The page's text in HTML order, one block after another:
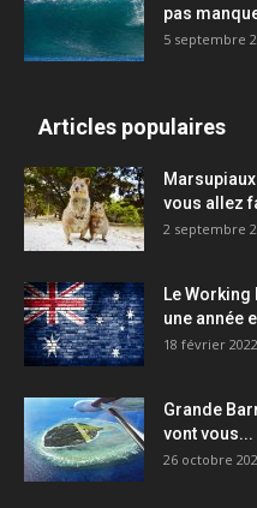
pas
5 septembre
Articles populaires
vous allez
2 septembre
Le
une année
18 février 2022
Grande
vont vous...
26 octobre